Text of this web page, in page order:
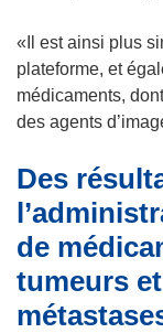
«Il est ainsi plus
plateforme, et
médicaments,
des agents
Des
de
tumeurs